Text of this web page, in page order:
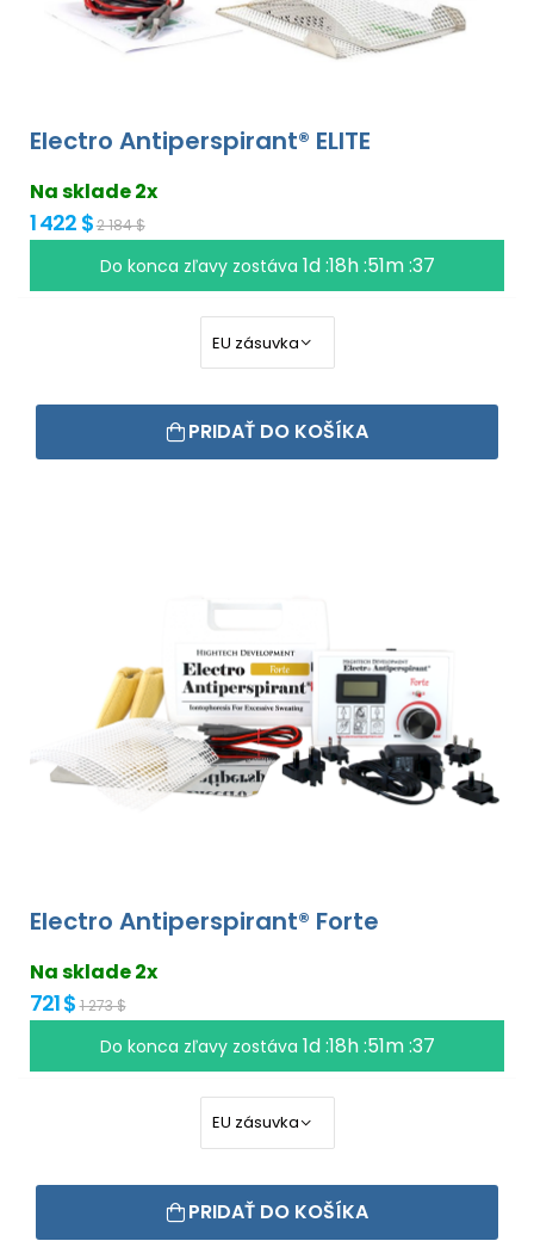
Electro Antiperspirant® ELITE
Na sklade 2x
1 422 $2 184 $
Do konca zľavy zostáva 1d :18h :51m :36
PRIDAŤ DO KOŠÍKA
Electro Antiperspirant® Forte
Na sklade 2x
721 $ 1 273 $
Do konca zľavy zostáva 1d :18h :51m :36
PRIDAŤ DO KOŠÍKA